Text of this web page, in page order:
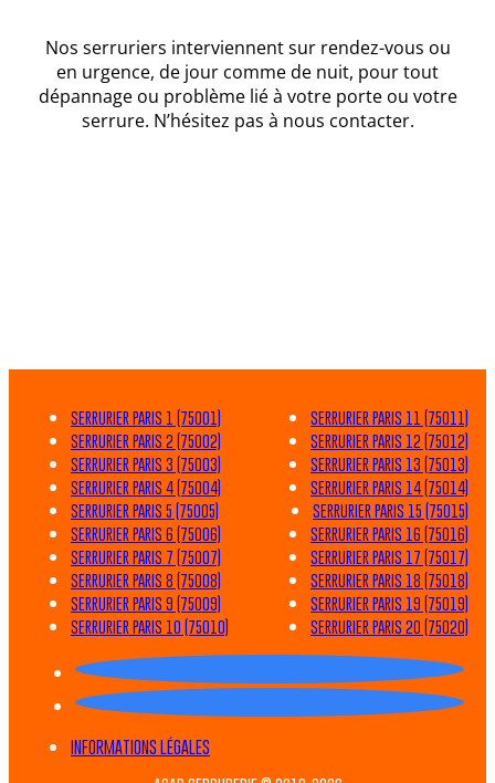
Nos serruriers interviennent sur rendez-vous ou
en urgence, de jour comme de nuit, pour tout
dépannage ou problème lié à votre porte ou votre
serrure. N’hésitez pas à nous contacter.
SERRURIER PARIS 1 (75001)
SERRURIER PARIS 2 (75002)
SERRURIER PARIS 3 (75003)
SERRURIER PARIS 4 (75004)
SERRURIER PARIS 5 (75005)
SERRURIER PARIS 6 (75006)
SERRURIER PARIS 7 (75007)
SERRURIER PARIS 8 (75008)
SERRURIER PARIS 9 (75009)
SERRURIER PARIS 10 (75010)
SERRURIER PARIS 11 (75011)
SERRURIER PARIS 12 (75012)
SERRURIER PARIS 13 (75013)
SERRURIER PARIS 14 (75014)
SERRURIER PARIS 15 (75015)
SERRURIER PARIS 16 (75016)
SERRURIER PARIS 17 (75017)
SERRURIER PARIS 18 (75018)
SERRURIER PARIS 19 (75019)
SERRURIER PARIS 20 (75020)
INFORMATIONS LÉGALES